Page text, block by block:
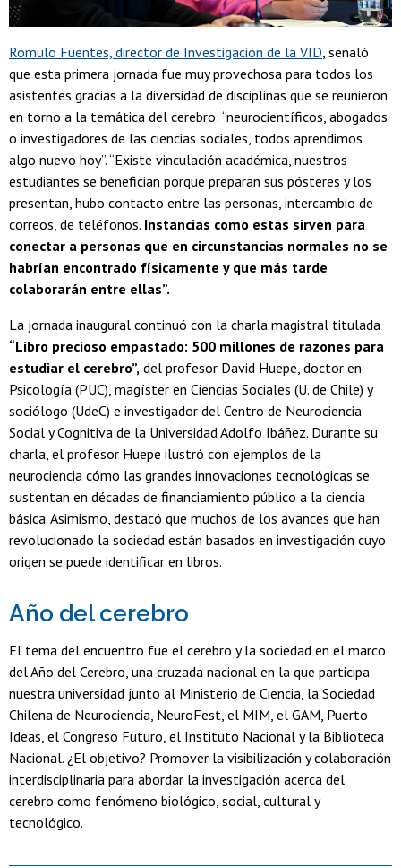
Rómulo Fuentes, director de Investigación de la VID, señaló
que esta primera jornada fue muy provechosa para todos los
asistentes gracias a la diversidad de disciplinas que se reunieron
en torno a la temática del cerebro: “neurocientíficos, abogados
o investigadores de las ciencias sociales, todos aprendimos
algo nuevo hoy”. “Existe vinculación académica, nuestros
estudiantes se benefician porque preparan sus pósteres y los
presentan, hubo contacto entre las personas, intercambio de
correos, de teléfonos. Instancias como estas sirven para
conectar a personas que en circunstancias normales no se
habrían encontrado físicamente y que más tarde
colaborarán entre ellas”.
La jornada inaugural continuó con la charla magistral titulada
“Libro precioso empastado: 500 millones de razones para
estudiar el cerebro”, del profesor David Huepe, doctor en
Psicología (PUC), magíster en Ciencias Sociales (U. de Chile) y
sociólogo (UdeC) e investigador del Centro de Neurociencia
Social y Cognitiva de la Universidad Adolfo Ibáñez. Durante su
charla, el profesor Huepe ilustró con ejemplos de la
neurociencia cómo las grandes innovaciones tecnológicas se
sustentan en décadas de financiamiento público a la ciencia
básica. Asimismo, destacó que muchos de los avances que han
revolucionado la sociedad están basados en investigación cuyo
origen se puede identificar en libros.
Año del cerebro
El tema del encuentro fue el cerebro y la sociedad en el marco
del Año del Cerebro, una cruzada nacional en la que participa
nuestra universidad junto al Ministerio de Ciencia, la Sociedad
Chilena de Neurociencia, NeuroFest, el MIM, el GAM, Puerto
Ideas, el Congreso Futuro, el Instituto Nacional y la Biblioteca
Nacional. ¿El objetivo? Promover la visibilización y colaboración
interdisciplinaria para abordar la investigación acerca del
cerebro como fenómeno biológico, social, cultural y
tecnológico.